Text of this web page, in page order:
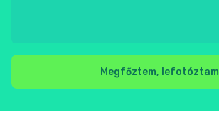
Megfőztem, lefotóztam